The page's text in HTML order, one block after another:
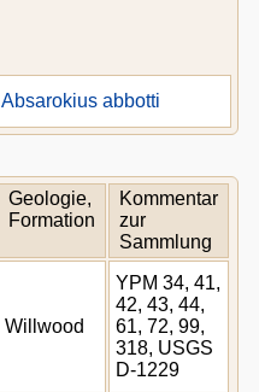
Absarokius abbotti
Geologie,
Formation
Kommentar
zur
Sammlung
Willwood
YPM 34, 41,
42, 43, 44,
61, 72, 99,
318, USGS
D-1229